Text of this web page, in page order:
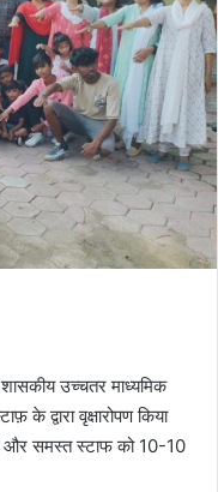
उच्चतर माध्यमिक
के द्वारा वृक्षारोपण किया
और समस्त स्टाफ को 10-10